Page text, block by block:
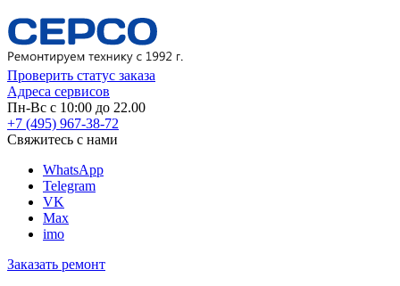
Проверить статус заказа
Адреса сервисов
Пн-Вс с 10:00 до 22.00
+7 (495) 967-38-72
Свяжитесь с нами
WhatsApp
Telegram
VK
Max
imo
Заказать ремонт